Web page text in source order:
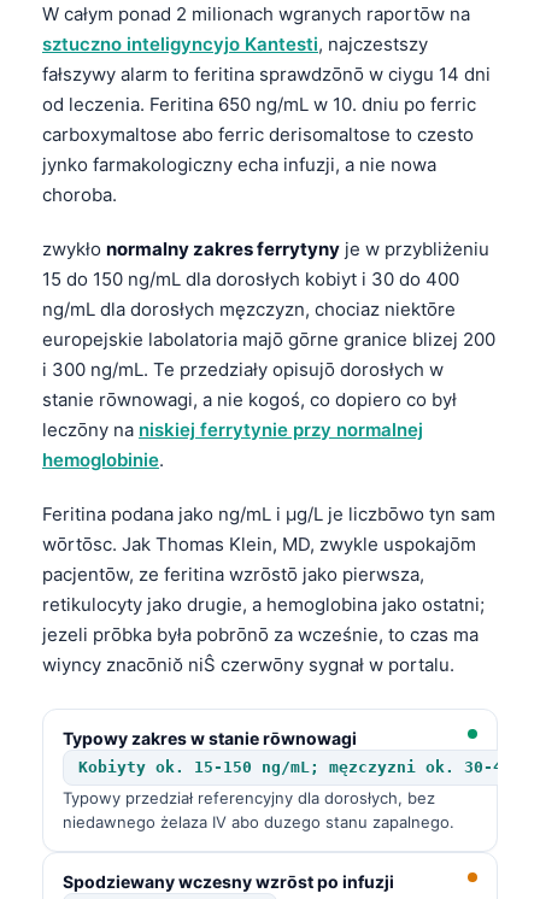
W całym ponad 2 milionach wgranych raportōw na
sztuczno inteligyncyjo Kantesti, najczestszy
fałszywy alarm to feritina sprawdzōnō w ciygu 14 dni
od leczenia. Feritina 650 ng/mL w 10. dniu po ferric
carboxymaltose abo ferric derisomaltose to czesto
jynko farmakologiczny echa infuzji, a nie nowa
choroba.
zwykło normalny zakres ferrytyny je w przybliżeniu
15 do 150 ng/mL dla dorosłych kobiyt i 30 do 400
ng/mL dla dorosłych męzczyzn, chociaz niektōre
europejskie labolatoria majō gōrne granice blizej 200
i 300 ng/mL. Te przedziały opisujō dorosłych w
stanie rōwnowagi, a nie kogoś, co dopiero co był
leczōny na niskiej ferrytynie przy normalnej
hemoglobinie.
Feritina podana jako ng/mL i µg/L je liczbōwo tyn sam
wōrtōsc. Jak Thomas Klein, MD, zwykle uspokajōm
pacjentōw, ze feritina wzrōstō jako pierwsza,
retikulocyty jako drugie, a hemoglobina jako ostatni;
jezeli prōbka była pobrōnō za wcześnie, to czas ma
wiyncy znacōniŏ niŜ czerwōny sygnał w portalu.
Typowy zakres w stanie rōwnowagi
Kobiyty ok. 15-150 ng/mL; męzczyzni ok. 30-400
Typowy przedział referencyjny dla dorosłych, bez
niedawnego żelaza IV abo duzego stanu zapalnego.
Spodziewany wczesny wzrōst po infuzji